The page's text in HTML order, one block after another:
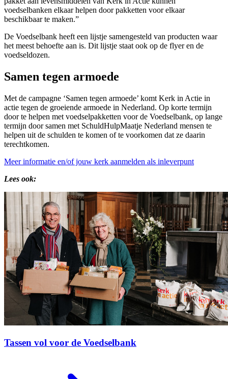
voedselbanken elkaar helpen door pakketten voor elkaar
beschikbaar te maken.”
De Voedselbank heeft een lijstje samengesteld van producten waar
het meest behoefte aan is. Dit lijstje staat ook op de flyer en de
voedseldozen.
Samen tegen armoede
Met de campagne ‘Samen tegen armoede’ komt Kerk in Actie in
actie tegen de groeiende armoede in Nederland. Op korte termijn
door te helpen met voedselpakketten voor de Voedselbank, op lange
termijn door samen met SchuldHulpMaatje Nederland mensen te
helpen uit de schulden te komen of te voorkomen dat ze daarin
terechtkomen.
Meer informatie en/of jouw kerk aanmelden als inleverpunt
Lees ook:
Tassen vol voor de Voedselbank